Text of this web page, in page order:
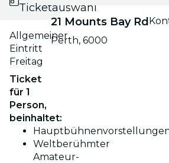
Ticketauswahl
Allgemeiner
Eintritt
Freitag
Ticket
für 1
Person,
beinhaltet:
Weltberühmter
Amateur-
21 Mounts Bay Rd
Perth, 6000